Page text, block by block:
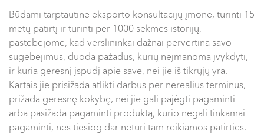
Būdami tarptautine eksporto konsultacijų įmone, turinti 15
metų patirtį ir turinti per 1000 sėkmės istorijų,
pastebėjome, kad verslininkai dažnai pervertina savo
sugebėjimus, duoda pažadus, kurių neįmanoma įvykdyti,
ir kuria geresnį įspūdį apie save, nei jie iš tikrųjų yra.
Kartais jie prisižada atlikti darbus per nerealius terminus,
prižada geresnę kokybę, nei jie gali pajėgti pagaminti
arba pasižada pagaminti produktą, kurio negali tinkamai
pagaminti, nes tiesiog dar neturi tam reikiamos patirties.